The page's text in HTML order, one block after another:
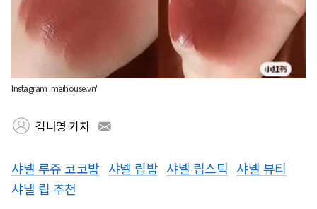
Instagram 'meihouse.vn'
김나영 기자
샤넬 루쥬 코코밤 샤넬 립밤 샤넬 립스틱 샤넬 뷰티
샤넬 립 추천